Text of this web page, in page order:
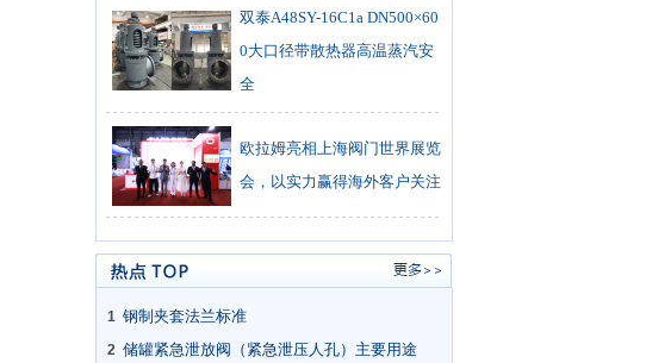
双泰A48SY-16C1a DN500×60
0大口径带散热器高温蒸汽安
全
欧拉姆亮相上海阀门世界展览
会，以实力赢得海外客户关注
1 钢制夹套法兰标准
2 储罐紧急泄放阀（紧急泄压人孔）主要用途